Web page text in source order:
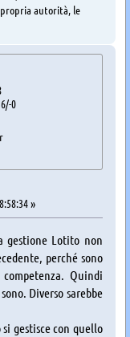
autorità, le
0
»
gestione Lotito non
perché sono
Quindi
Diverso sarebbe
gestisce con quello